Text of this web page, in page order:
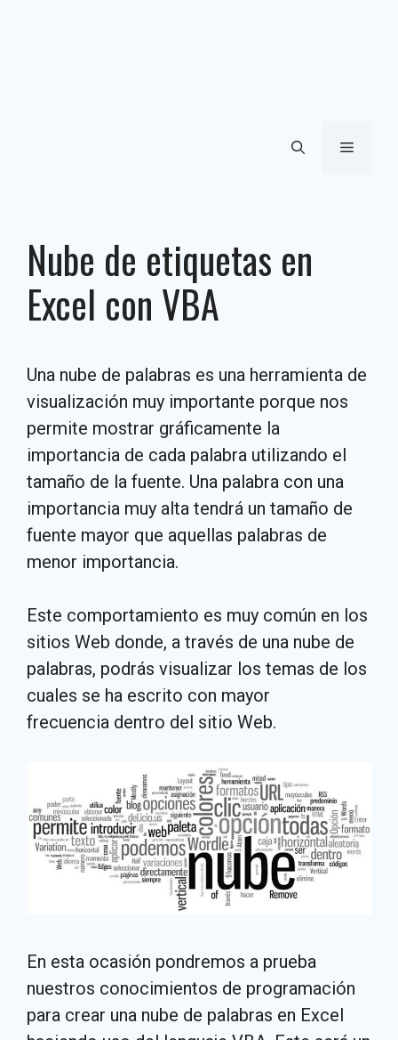
Menú
Nube de etiquetas en
Excel con VBA
Una nube de palabras es una herramienta de
visualización muy importante porque nos
permite mostrar gráficamente la
importancia de cada palabra utilizando el
tamaño de la fuente. Una palabra con una
importancia muy alta tendrá un tamaño de
fuente mayor que aquellas palabras de
menor importancia.
Este comportamiento es muy común en los
sitios Web donde, a través de una nube de
palabras, podrás visualizar los temas de los
cuales se ha escrito con mayor
frecuencia dentro del sitio Web.
En esta ocasión pondremos a prueba
nuestros conocimientos de programación
para crear una nube de palabras en Excel